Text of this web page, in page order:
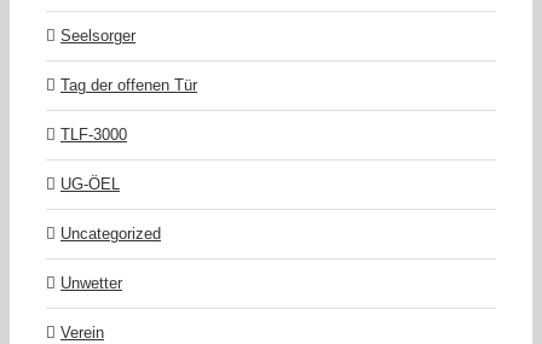
Seelsorger
Tag der offenen Tür
TLF-3000
UG-ÖEL
Uncategorized
Unwetter
Verein